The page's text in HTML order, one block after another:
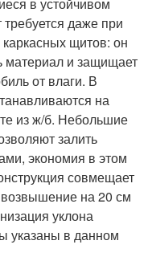
в устойчивом
даже при
каркасных щитов: он
материал и защищает
от влаги. В
на
из ж/б. Небольшие
залить
экономия в этом
совмещает
на 20 см
уклона
указаны в данном